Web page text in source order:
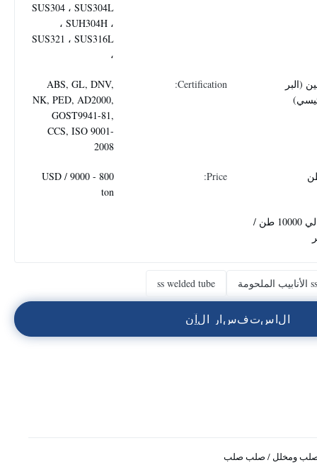
SUS304 ، SUS304L
، SUH304H ،
SUS321 ، SUS316L
،
(البر
Certification:
ABS, GL, DNV,
NK, PED, AD2000,
GOST9941-81,
CCS, ISO 9001-
2008
Price:
800 - 9000 USD /
ton
حوالي 10000 طن /
ss الأنابيب الملحومة ss welded tube
الاستفسار الآن
ومخلل / صلب صلب